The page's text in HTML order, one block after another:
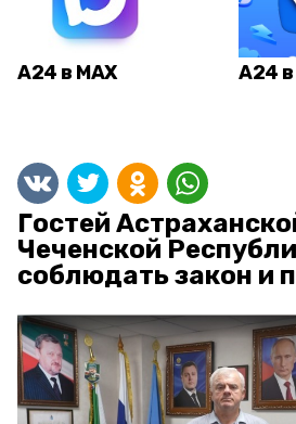
А24 в MAX А24 в
Гостей
Чеченской
соблюдать закон и